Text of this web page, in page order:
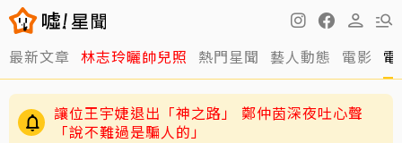
最新文章 林志玲曬帥兒照 熱門星聞 藝人動態 電影
讓位王宇婕退出「神之路」 鄭仲茵深夜吐心聲
「說不難過是騙人的」